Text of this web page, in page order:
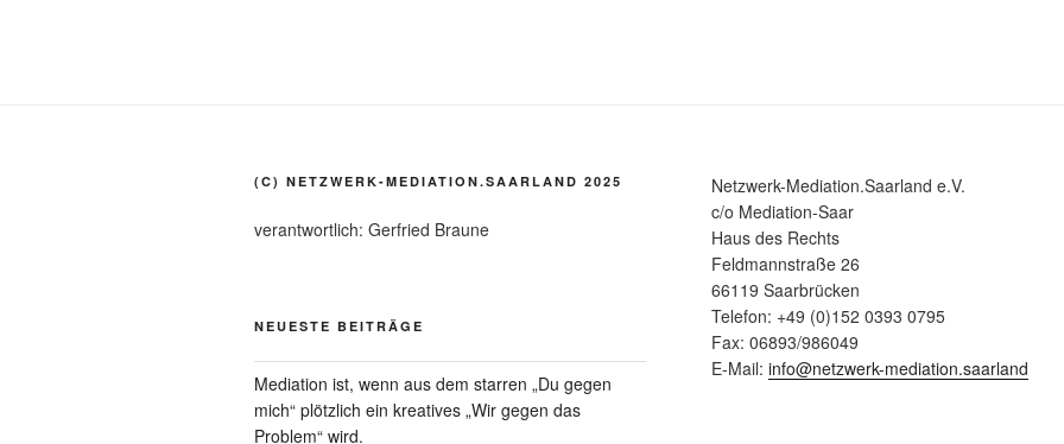
(C) NETZWERK-MEDIATION.SAARLAND 2025
verantwortlich: Gerfried Braune
NEUESTE BEITRÄGE
Mediation ist, wenn aus dem starren „Du gegen
mich“ plötzlich ein kreatives „Wir gegen das
Problem“ wird.
Netzwerk-Mediation.Saarland e.V.
c/o Mediation-Saar
Haus des Rechts
Feldmannstraße 26
66119 Saarbrücken
Telefon: +49 (0)152 0393 0795
Fax: 06893/986049
E-Mail: info@netzwerk-mediation.saarland